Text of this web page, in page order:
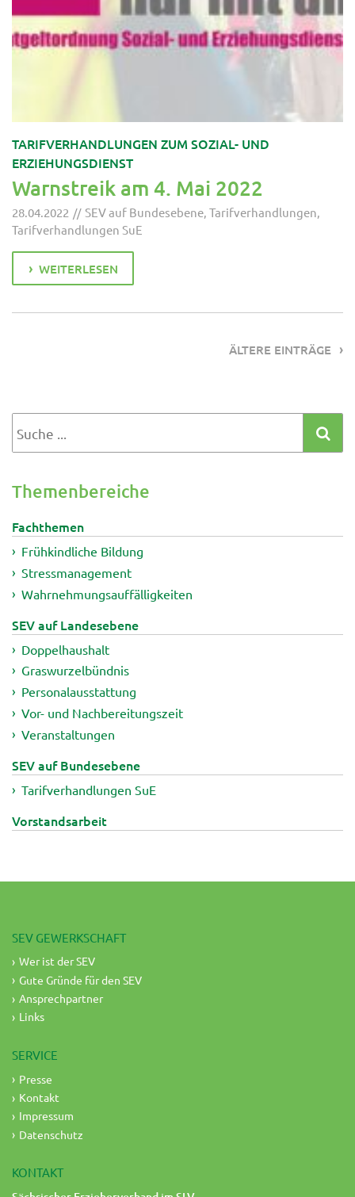
TARIFVERHANDLUNGEN ZUM SOZIAL- UND
ERZIEHUNGSDIENST
Warnstreik am 4. Mai 2022
28.04.2022 SEV auf Bundesebene, Tarifverhandlungen,
Tarifverhandlungen SuE
WEITERLESEN
ÄLTERE EINTRÄGE
Themenbereiche
Fachthemen
Frühkindliche Bildung
Stressmanagement
Wahrnehmungsauffälligkeiten
SEV auf Landesebene
Doppelhaushalt
Graswurzelbündnis
Personalausstattung
Vor- und Nachbereitungszeit
Veranstaltungen
SEV auf Bundesebene
Tarifverhandlungen SuE
Vorstandsarbeit
SEV GEWERKSCHAFT
Wer ist der SEV
Gute Gründe für den SEV
Ansprechpartner
Links
SERVICE
Presse
Kontakt
Impressum
Datenschutz
KONTAKT